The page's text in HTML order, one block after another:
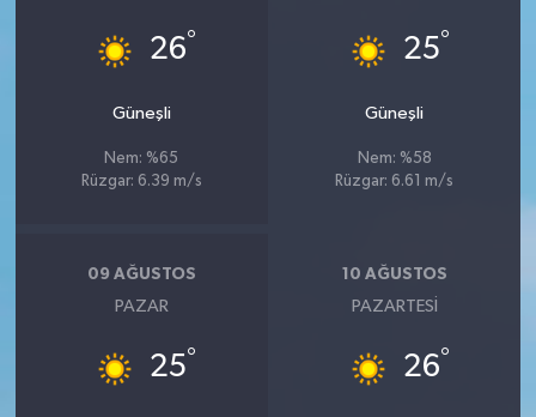
26°
Güneşli
Nem: %65
Rüzgar: 6.39 m/s
25°
Güneşli
Nem: %58
Rüzgar: 6.61 m/s
09 AĞUSTOS
PAZAR
25°
10 AĞUSTOS
PAZARTESI
26°